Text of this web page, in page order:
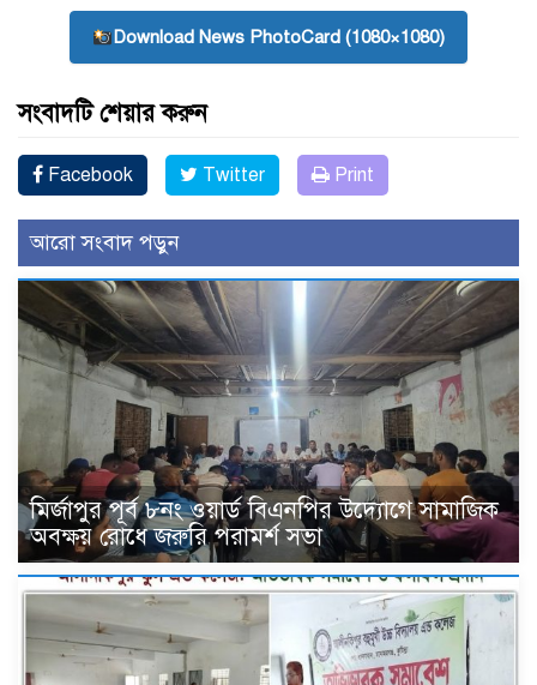
Download News PhotoCard (1080×1080)
সংবাদটি শেয়ার করুন
Facebook Twitter Print
আরো সংবাদ পড়ুন
মির্জাপুর পূর্ব ৮নং ওয়ার্ড বিএনপির উদ্যোগে সামাজিক
অবক্ষয় রোধে জরুরি পরামর্শ সভা